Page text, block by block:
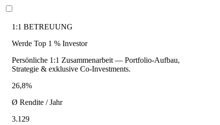
1:1 BETREUUNG
Werde Top 1 % Investor
Persönliche 1:1 Zusammenarbeit — Portfolio-Aufbau,
Strategie & exklusive Co-Investments.
26,8%
Ø Rendite / Jahr
3.129